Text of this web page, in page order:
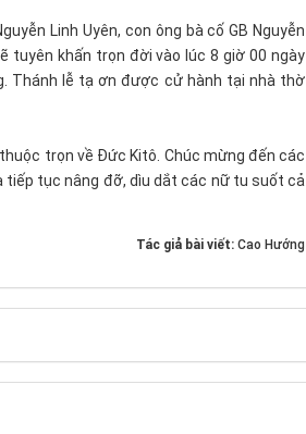
Linh Uyên, con ông bà cố GB Nguyễn
tuyên khấn trọn đời vào lúc 8 giờ 00 ngày
Thánh lễ tạ ơn được cử hành tại nhà thờ
trọn về Đức Kitô. Chúc mừng đến các
tiếp tục nâng đỡ, dìu dắt các nữ tu suốt cả
Tác giả bài viết:Cao Hướng